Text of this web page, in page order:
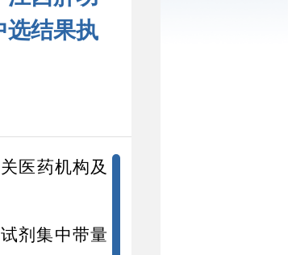
选结果执
医药机构及
剂集中带量